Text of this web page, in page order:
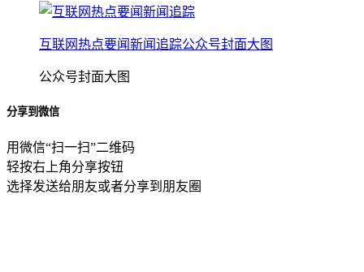
互联网热点要闻新闻追踪公众号封面大图
公众号封面大图
分享到微信
用微信“扫一扫”二维码
轻按右上角分享按钮
选择发送给朋友或者分享到朋友圈